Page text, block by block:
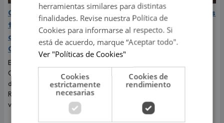
Cristiano Ronaldo y su
tajante respuesta a las
críticas sobre el físico de
Georgina Rodríguez
El futbolista portugués
Cristiano Ronaldo no dudó en
defender a Georgina
Rodríguez y recordarle lo
valiosa que es.
¿Infidelidad? Sheyla Rojas
reveló por qué terminó
con ‘Sir Winston’
La exchica reality Sheyla Rojas
con el empresario mexicano.
Te contamos todos los
herramientas similares para distintas
finalidades. Revise nuestra Política de
Cookies para informarse al respecto. Si
está de acuerdo, marque “Aceptar todo".
Ver "Políticas de Cookies"
Cookies
estrictamente
necesarias
Cookies de
rendimiento